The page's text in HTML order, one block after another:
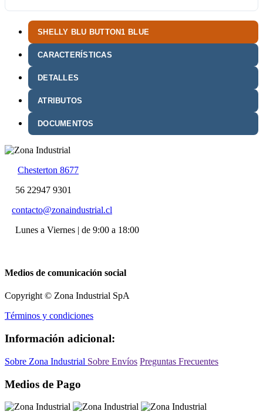
SHELLY BLU BUTTON1 BLUE
CARACTERÍSTICAS
DETALLES
ATRIBUTOS
DOCUMENTOS
Chesterton 8677
56 22947 9301
contacto@zonaindustrial.cl
Lunes a Viernes | de 9:00 a 18:00
Medios de comunicación social
Copyright © Zona Industrial SpA
Términos y condiciones
Información adicional:
Sobre Zona Industrial Sobre Envíos Preguntas Frecuentes
Medios de Pago